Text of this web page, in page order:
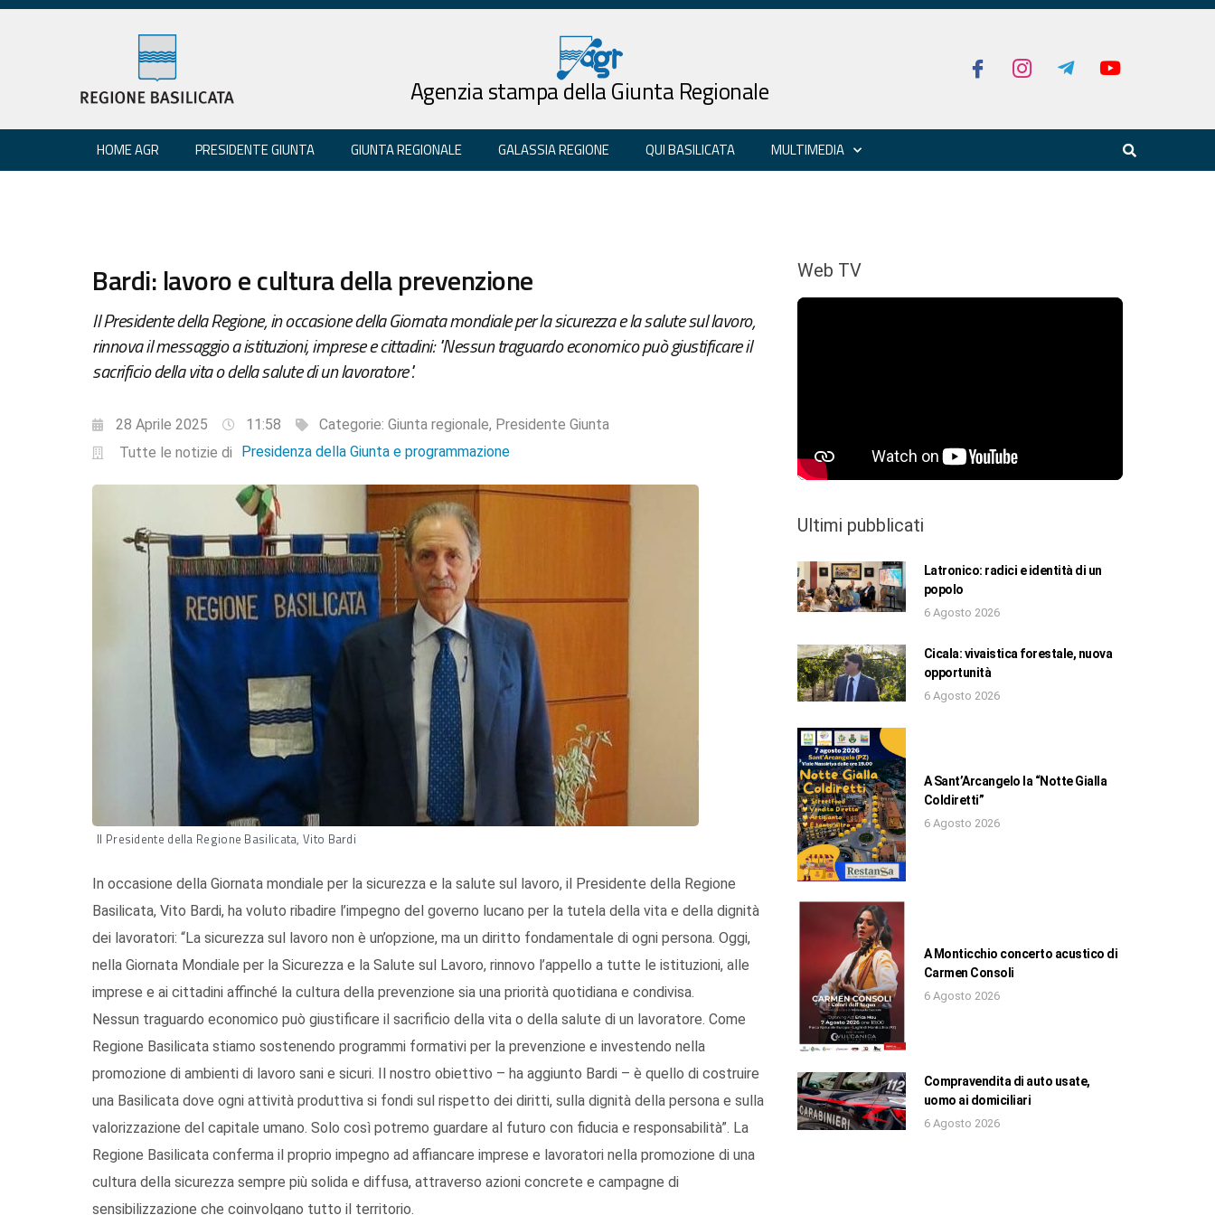
Agenzia stampa della Giunta Regionale
HOME AGR PRESIDENTE GIUNTA GIUNTA REGIONALE GALASSIA REGIONE QUI BASILICATA MULTIMEDIA
Bardi: lavoro e cultura della prevenzione
Il Presidente della Regione, in occasione della Giornata mondiale per la sicurezza e la salute sul lavoro,
rinnova il messaggio a istituzioni, imprese e cittadini: "Nessun traguardo economico può giustificare il
sacrificio della vita o della salute di un lavoratore".
28 Aprile 2025 11:58 Categorie: Giunta regionale, Presidente Giunta
Tutte le notizie di
Presidenza della Giunta e programmazione
Il Presidente della Regione Basilicata, Vito Bardi
In occasione della Giornata mondiale per la sicurezza e la salute sul lavoro, il Presidente della Regione
Basilicata, Vito Bardi, ha voluto ribadire l’impegno del governo lucano per la tutela della vita e della dignità
dei lavoratori: “La sicurezza sul lavoro non è un’opzione, ma un diritto fondamentale di ogni persona. Oggi,
nella Giornata Mondiale per la Sicurezza e la Salute sul Lavoro, rinnovo l’appello a tutte le istituzioni, alle
imprese e ai cittadini affinché la cultura della prevenzione sia una priorità quotidiana e condivisa.
Nessun traguardo economico può giustificare il sacrificio della vita o della salute di un lavoratore. Come
Regione Basilicata stiamo sostenendo programmi formativi per la prevenzione e investendo nella
promozione di ambienti di lavoro sani e sicuri. Il nostro obiettivo – ha aggiunto Bardi – è quello di costruire
una Basilicata dove ogni attività produttiva si fondi sul rispetto dei diritti, sulla dignità della persona e sulla
valorizzazione del capitale umano. Solo così potremo guardare al futuro con fiducia e responsabilità”. La
Regione Basilicata conferma il proprio impegno ad affiancare imprese e lavoratori nella promozione di una
cultura della sicurezza sempre più solida e diffusa, attraverso azioni concrete e campagne di
sensibilizzazione che coinvolgano tutto il territorio.
Web TV
Ultimi pubblicati
Latronico: radici e identità di un
popolo
6 Agosto 2026
Cicala: vivaistica forestale, nuova
opportunità
6 Agosto 2026
A Sant’Arcangelo la “Notte Gialla
Coldiretti”
6 Agosto 2026
A Monticchio concerto acustico di
Carmen Consoli
6 Agosto 2026
Compravendita di auto usate,
uomo ai domiciliari
6 Agosto 2026